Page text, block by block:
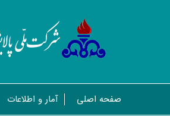
صفحه اصلی آمار و اطلاعات